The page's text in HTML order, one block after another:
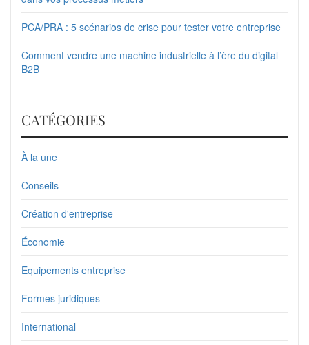
PCA/PRA : 5 scénarios de crise pour tester votre entreprise
Comment vendre une machine industrielle à l’ère du digital
B2B
CATÉGORIES
À la une
Conseils
Création d'entreprise
Économie
Equipements entreprise
Formes juridiques
International